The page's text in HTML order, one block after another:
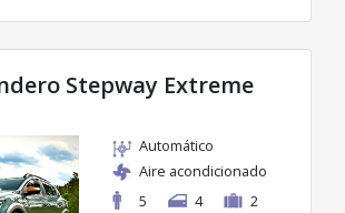
Stepway Extreme
Automático
Aire acondicionado
5
4 2